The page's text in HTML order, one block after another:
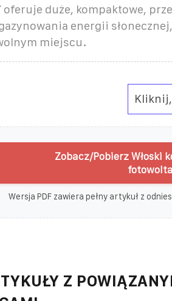
oferuje duże, kompaktowe,
energii
miejscu.
Zobacz/Pobierz Włoski
Wersja PDF zawiera pełny artykuł z
Z